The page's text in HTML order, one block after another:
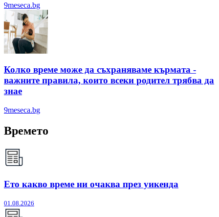
9meseca.bg
Колко време може да съхраняваме кърмата -
важните правила, които всеки родител трябва да
знае
9meseca.bg
Времето
Ето какво време ни очаква през уикенда
01.08.2026